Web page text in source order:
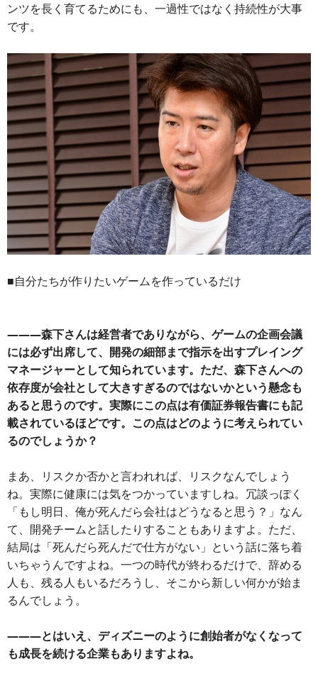
ンツを長く育てるためにも、一過性ではなく持続性が大事
です。
■自分たちが作りたいゲームを作っているだけ
―――森下さんは経営者でありながら、ゲームの企画会議
には必ず出席して、開発の細部まで指示を出すプレイング
マネージャーとして知られています。ただ、森下さんへの
依存度が会社として大きすぎるのではないかという懸念も
あると思うのです。実際にこの点は有価証券報告書にも記
載されているほどです。この点はどのように考えられてい
るのでしょうか？
まあ、リスクか否かと言われれば、リスクなんでしょう
ね。実際に健康には気をつかっていますしね。冗談っぽく
「もし明日、俺が死んだら会社はどうなると思う？」なん
て、開発チームと話したりすることもありますよ。ただ、
結局は「死んだら死んだで仕方がない」という話に落ち着
いちゃうんですよね。一つの時代が終わるだけで、辞める
人も、残る人もいるだろうし、そこから新しい何かが始ま
るんでしょう。
―――とはいえ、ディズニーのように創始者がなくなって
も成長を続ける企業もありますよね。